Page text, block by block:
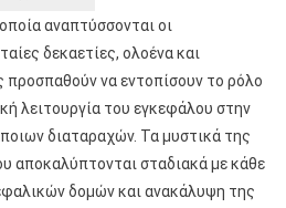
αναπτύσσονται οι
δεκαετίες, ολοένα και
προσπαθούν να εντοπίσουν το ρόλο
λειτουργία του εγκεφάλου στην
διαταραχών. Τα μυστικά της
αποκαλύπτονται σταδιακά με κάθε
δομών και ανακάλυψη της